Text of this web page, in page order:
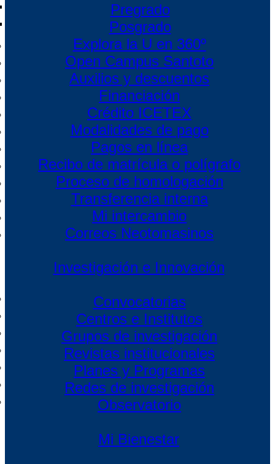
Pregrado
Posgrado
Explora la U en 360º
Open Campus Santoto
Auxilios y descuentos
Financiación
Crédito ICETEX
Modalidades de pago
Pagos en línea
Recibo de matrícula o polígrafo
Proceso de homologación
Transferencia interna
Mi intercambio
Correos Neotomasinos
Investigación e Innovación
Convocatorias
Centros e Institutos
Grupos de investigación
Revistas institucionales
Planes y Programas
Redes de investigación
Observatorio
Mi Bienestar